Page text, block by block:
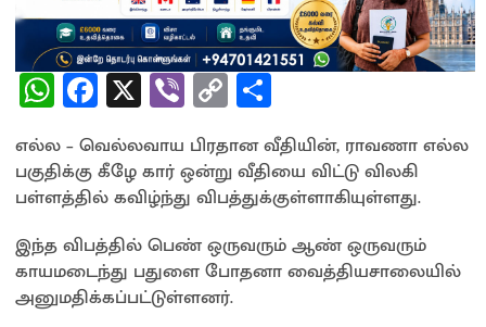
W
h
at
sA
p
p
Fa
ce
b
o
o
k
X Vi
b
er
C
o
py
Li
n
k
S
h
ar
e
எல்ல – வெல்லவாய பிரதான வீதியின், ராவணா எல்ல
பகுதிக்கு கீழே கார் ஒன்று வீதியை விட்டு விலகி
பள்ளத்தில் கவிழ்ந்து விபத்துக்குள்ளாகியுள்ளது.
இந்த விபத்தில் பெண் ஒருவரும் ஆண் ஒருவரும்
காயமடைந்து பதுளை போதனா வைத்தியசாலையில்
அனுமதிக்கப்பட்டுள்ளனர்.